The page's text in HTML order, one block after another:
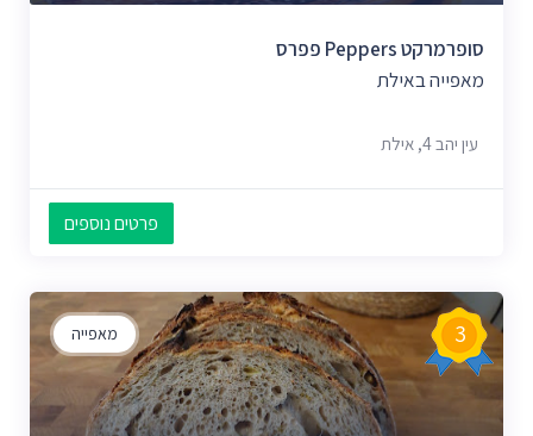
סופרמרקט Peppers פפרס
מאפייה באילת
עין יהב 4, אילת
פרטים נוספים
מאפייה 3